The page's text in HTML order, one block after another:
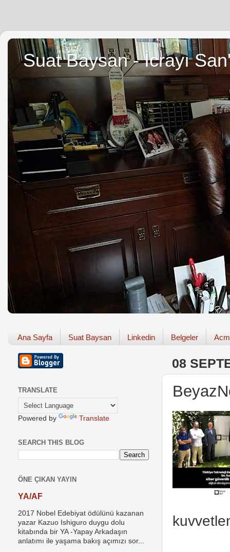
Suat Baysan - İcrayı
Ana Sayfa Suat Baysan Linkedin Belgeler
08
TRANSLATE
Powered by Translate
SEARCH THIS BLOG
ÖNE ÇIKAN YAYIN
YA/AF
2017 Nobel Edebiyat ödülünü kazanan
yazar Kazuo Ishiguro duygu dolu
kitabında bir YA -Yapay Arkadaşın
anlatımı ile yaşama bakış açımızı sor...